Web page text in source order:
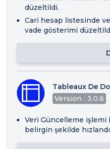
düzeltildi.
Cari hesap listesinde ve
vade gösterimi
Tableaux De
Version : 3.0.6
Veri Güncelleme işlemi
belirgin şekilde